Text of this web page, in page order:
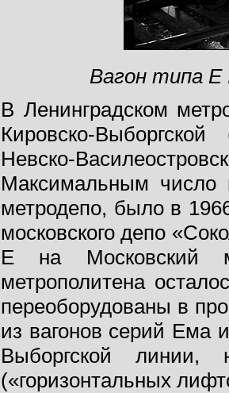
Вагон типа Е
В Ленинградском
Кировско-
Невско-
Максимальным число
метродепо, было в
московского депо
Е на Московский
метрополитена
переоборудованы в
из вагонов серий Ема
Выборгской линии,
(«горизонтальных